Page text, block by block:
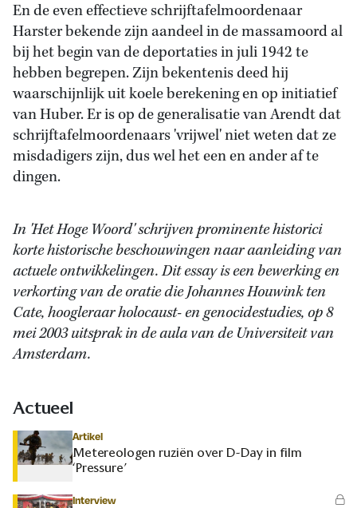
En de even effectieve schrijftafelmoordenaar
Harster bekende zijn aandeel in de massamoord al
bij het begin van de deportaties in juli 1942 te
hebben begrepen. Zijn bekentenis deed hij
waarschijnlijk uit koele berekening en op initiatief
van Huber. Er is op de generalisatie van Arendt dat
schrijftafelmoordenaars 'vrijwel' niet weten dat ze
misdadigers zijn, dus wel het een en ander af te
dingen.
In 'Het Hoge Woord' schrijven prominente historici
korte historische beschouwingen naar aanleiding van
actuele ontwikkelingen. Dit essay is een bewerking en
verkorting van de oratie die Johannes Houwink ten
Cate, hoogleraar holocaust- en genocidestudies, op 8
mei 2003 uitsprak in de aula van de Universiteit van
Amsterdam.
Actueel
Artikel
Metereologen ruziën over D-Day in film
‘Pressure’
Interview